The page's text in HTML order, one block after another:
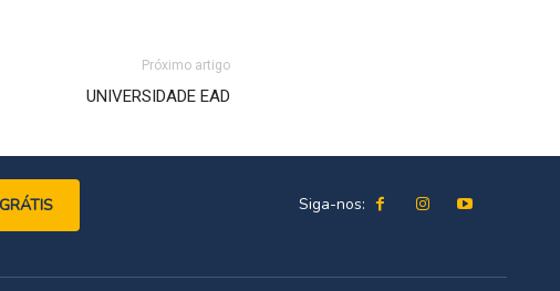
Próximo artigo
UNIVERSIDADE EAD
Siga-nos: